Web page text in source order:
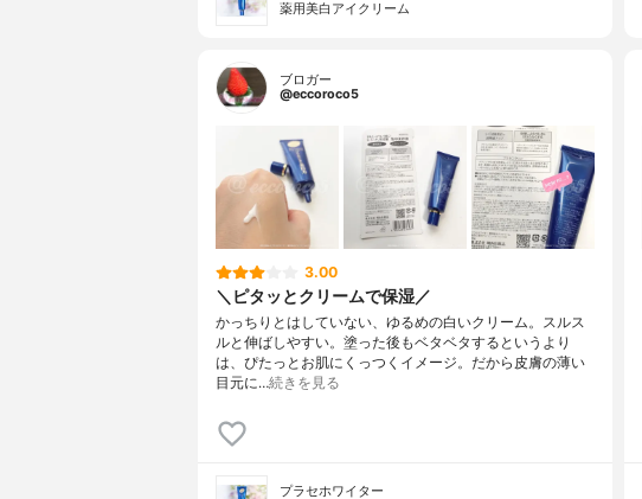
薬用美白アイクリーム
ブロガー
@eccoroco5
3.00
＼ピタッとクリームで保湿／
かっちりとはしていない、ゆるめの白いクリーム。スルス
ルと伸ばしやすい。塗った後もベタベタするというより
は、ぴたっとお肌にくっつくイメージ。だから皮膚の薄い
目元に…続きを見る
プラセホワイター